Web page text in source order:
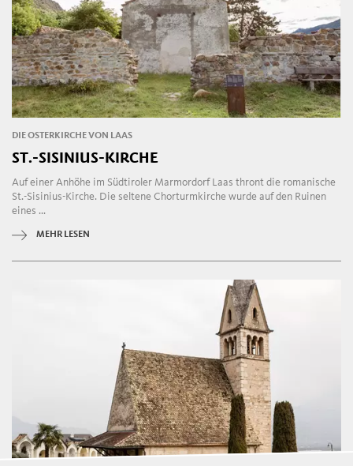
DIE OSTERKIRCHE VON LAAS
ST.-SISINIUS-KIRCHE
Auf einer Anhöhe im Südtiroler Marmordorf Laas thront die romanische
St.-Sisinius-Kirche. Die seltene Chorturmkirche wurde auf den Ruinen
eines ...
MEHR LESEN